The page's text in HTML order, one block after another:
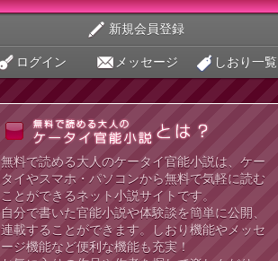
新規会員登録
ログイン メッセージ しおり一覧
無料で読める大人のケータイ官能小説は、ケー
タイやスマホ・パソコンから無料で気軽に読む
ことができるネット小説サイトです。
自分で書いた官能小説や体験談を簡単に公開、
連載することができます。しおり機能やメッセ
ージ機能など便利な機能も充実！